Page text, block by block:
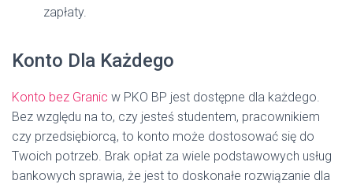
zapłaty.
Konto Dla Każdego
Konto bez Granic w PKO BP jest dostępne dla każdego.
Bez względu na to, czy jesteś studentem, pracownikiem
czy przedsiębiorcą, to konto może dostosować się do
Twoich potrzeb. Brak opłat za wiele podstawowych usług
bankowych sprawia, że jest to doskonałe rozwiązanie dla